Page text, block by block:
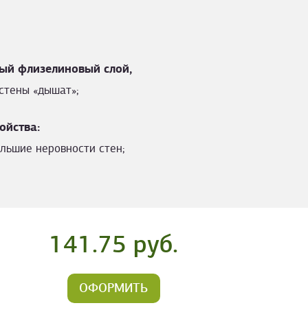
флизелиновый слой,
«дышат»;
неровности стен;
141.75 руб.
ОФОРМИТЬ